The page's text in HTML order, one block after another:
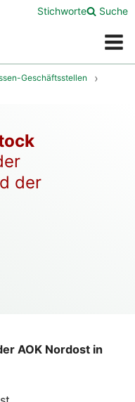
Menü
Stichworte Suche
Geschäftsstellen
der
AOK Nordost in